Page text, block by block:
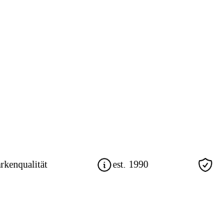
est. 1990